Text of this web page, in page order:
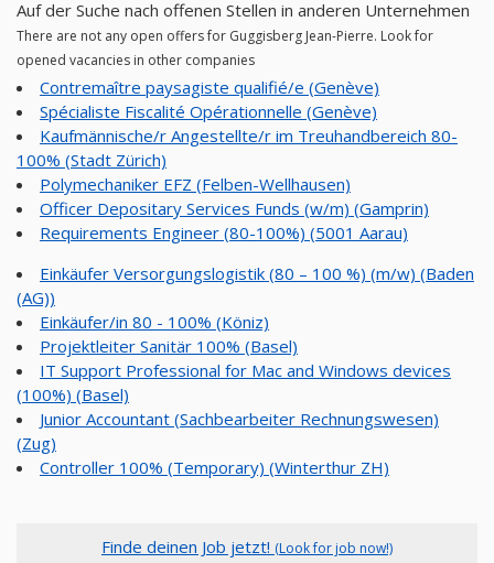
Auf der Suche nach offenen Stellen in anderen Unternehmen
There are not any open offers for Guggisberg Jean-Pierre. Look for
opened vacancies in other companies
Contremaître paysagiste qualifié/e (Genève)
Spécialiste Fiscalité Opérationnelle (Genève)
Kaufmännische/r Angestellte/r im Treuhandbereich 80-
100% (Stadt Zürich)
Polymechaniker EFZ (Felben-Wellhausen)
Officer Depositary Services Funds (w/m) (Gamprin)
Requirements Engineer (80-100%) (5001 Aarau)
Einkäufer Versorgungslogistik (80 – 100 %) (m/w) (Baden
(AG))
Einkäufer/in 80 - 100% (Köniz)
Projektleiter Sanitär 100% (Basel)
IT Support Professional for Mac and Windows devices
(100%) (Basel)
Junior Accountant (Sachbearbeiter Rechnungswesen)
(Zug)
Controller 100% (Temporary) (Winterthur ZH)
Finde deinen Job jetzt! (Look for job now!)